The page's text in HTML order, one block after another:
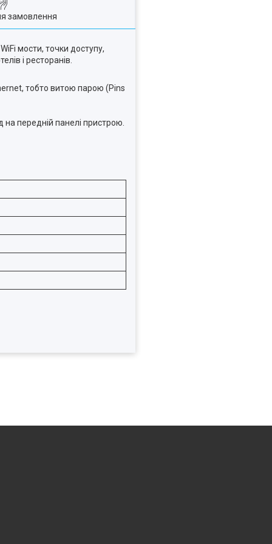
замовлення
мости, точки доступу,
і ресторанів.
тобто витою парою (Pins
на передній панелі пристрою.